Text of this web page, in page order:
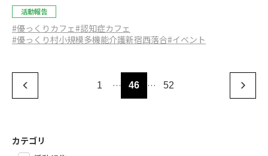
活動報告
#優っくりカフェ#認知症カフェ
#優っくり村小規模多機能介護新宿西落合#イベント
1 … 46 … 52
カテゴリ